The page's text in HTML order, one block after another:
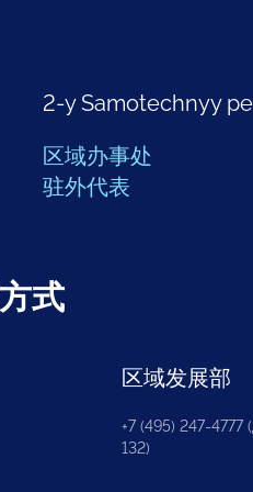
2-y Samotechnyy
区域办事处
驻外代表
式
区域发展部
+7 (495) 247-4777
132)